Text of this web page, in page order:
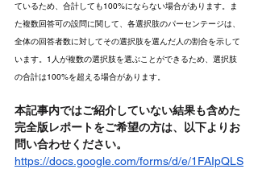
ているため、合計しても100%にならない場合があります。ま
た複数回答可の設問に関して、各選択肢のパーセンテージは、
全体の回答者数に対してその選択肢を選んだ人の割合を示して
います。1人が複数の選択肢を選ぶことができるため、選択肢
の合計は100%を超える場合があります。
本記事内ではご紹介していない結果も含めた
完全版レポートをご希望の方は、以下よりお
問い合わせください。
https://docs.google.com/forms/d/e/1FAIpQLS